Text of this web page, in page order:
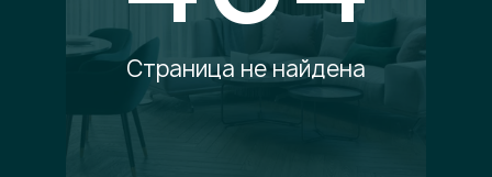
Страница не найдена